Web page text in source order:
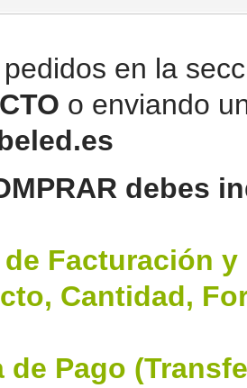
en la
o enviando
debes
Facturación y
Cantidad,
de Pago